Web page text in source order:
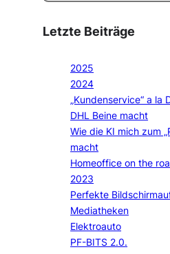
Letzte Beiträge
2025
2024
„Kundenservice“ a la
DHL Beine macht
Wie die KI mich zum
macht
Homeoffice on the
2023
Perfekte
Mediatheken
Elektroauto
PF-BITS 2.0.